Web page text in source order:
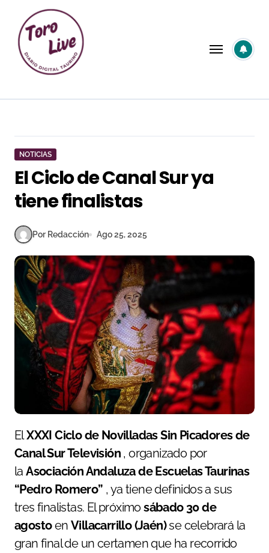
contenido
NOTICIAS
El Ciclo de Canal Sur ya
tiene finalistas
Por Redacción Ago 25, 2025
ElXXXI Ciclo de Novilladas Sin Picadores de
Canal Sur Televisión , organizado por
laAsociación Andaluza de Escuelas Taurinas
“Pedro Romero” , ya tiene definidos a sus
tres finalistas. El próximosábado 30 de
agostoenVillacarrillo (Jaén)se celebrará la
gran final de un certamen que ha recorrido